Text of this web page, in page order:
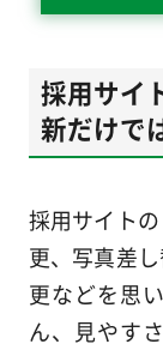
採用サイ
新だけで
採用サイト
更、写真差
更などを思
ん、見やす